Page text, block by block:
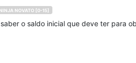
NINJA NOVATO [0-15]
o saldo inicial que deve ter para